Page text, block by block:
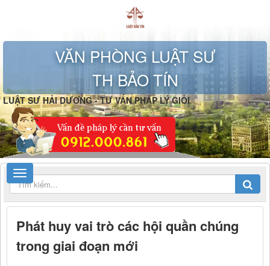
VĂN PHÒNG LUẬT SƯ
TH BẢO TÍN
LUẬT SƯ HẢI DƯƠNG - TƯ VẤN PHÁP LÝ GIỎI
Phát huy vai trò các hội quần chúng
trong giai đoạn mới